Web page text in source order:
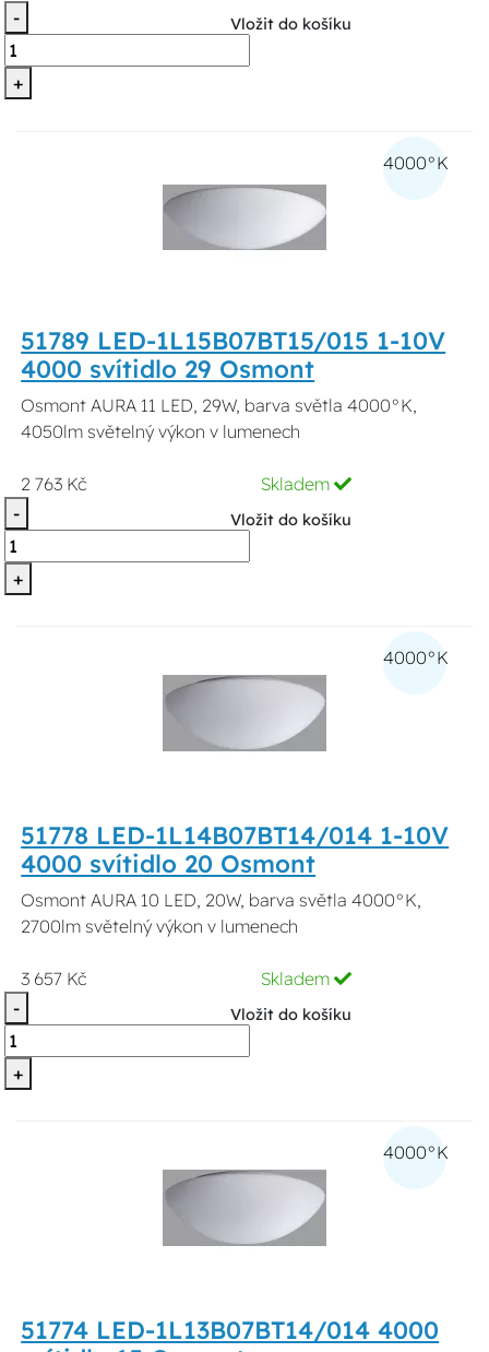
-
+
Vložit do košíku
4000°K
51789 LED-1L15B07BT15/015 1-10V
4000 svítidlo 29 Osmont
Osmont AURA 11 LED, 29W, barva světla 4000°K,
4050lm světelný výkon v lumenech
2 763 Kč
Skladem
-
+
Vložit do košíku
4000°K
51778 LED-1L14B07BT14/014 1-10V
4000 svítidlo 20 Osmont
Osmont AURA 10 LED, 20W, barva světla 4000°K,
2700lm světelný výkon v lumenech
3 657 Kč
Skladem
-
+
Vložit do košíku
4000°K
51774 LED-1L13B07BT14/014 4000